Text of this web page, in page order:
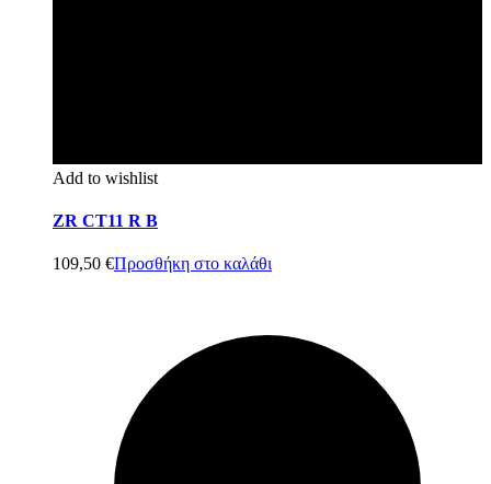
Add to wishlist
ZR CT11 R B
109,50 €Προσθήκη στο καλάθι